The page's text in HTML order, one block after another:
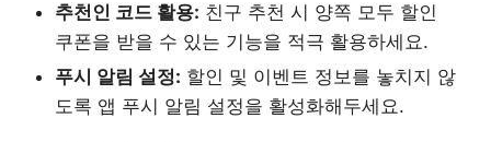
추천인 코드 활용: 친구 추천 시 양쪽 모두 할인
쿠폰을 받을 수 있는 기능을 적극 활용하세요.
푸시 알림 설정: 할인 및 이벤트 정보를 놓치지 않
도록 앱 푸시 알림 설정을 활성화해두세요.